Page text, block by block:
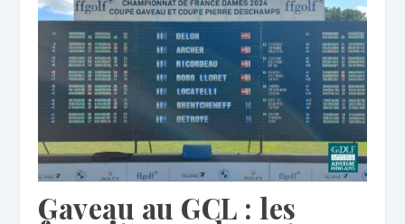
Gaveau au GCL : les